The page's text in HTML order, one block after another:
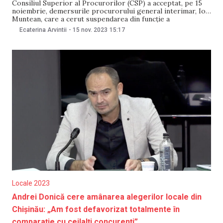
Consiliul Superior al Procurorilor (CSP) a acceptat, pe 15
noiembrie, demersurile procurorului general interimar, Ion
Muntean, care a cerut suspendarea din funcție a
procurorilor Vladimir Martea și Vadim Machidon. Totodată,
plenul CSP a amânat examinarea demersului de suspendare
îmbogățire ilicită și abuz
Ecaterina Arvintii - 15 nov. 2023 15:17
Locale 2023
Andrei Donică cere amânarea alegerilor locale din
Chișinău: „Am fost defavorizat totalmente în